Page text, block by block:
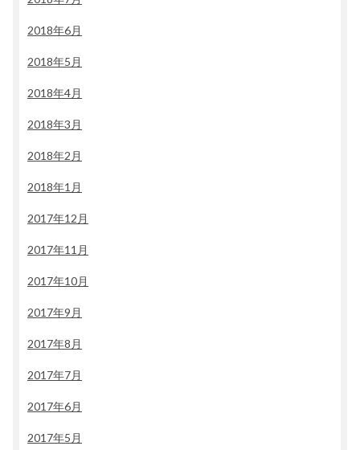
2018年6月
2018年5月
2018年4月
2018年3月
2018年2月
2018年1月
2017年12月
2017年11月
2017年10月
2017年9月
2017年8月
2017年7月
2017年6月
2017年5月